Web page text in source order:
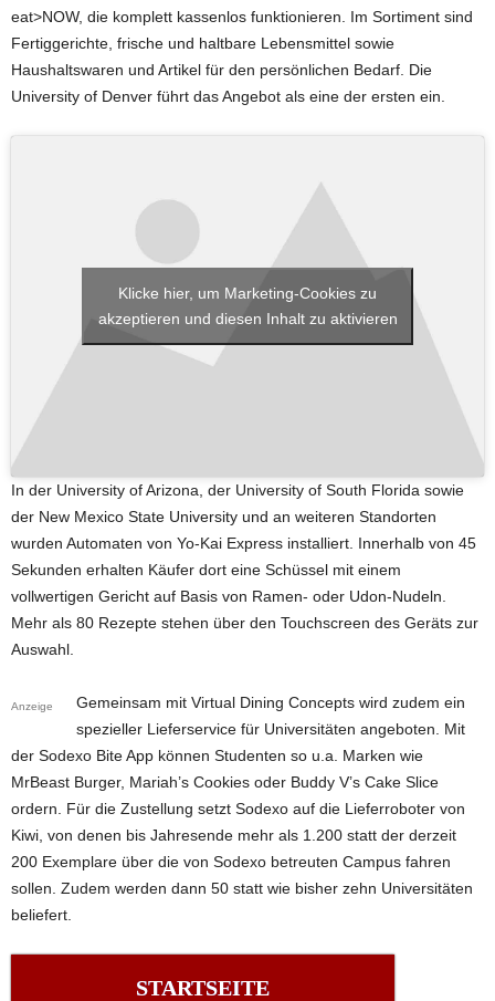
eat>NOW, die komplett kassenlos funktionieren. Im Sortiment sind
Fertiggerichte, frische und haltbare Lebensmittel sowie
Haushaltswaren und Artikel für den persönlichen Bedarf. Die
University of Denver führt das Angebot als eine der ersten ein.
Klicke hier, um Marketing-Cookies zu
akzeptieren und diesen Inhalt zu aktivieren
In der University of Arizona, der University of South Florida sowie
der New Mexico State University und an weiteren Standorten
wurden Automaten von Yo-Kai Express installiert. Innerhalb von 45
Sekunden erhalten Käufer dort eine Schüssel mit einem
vollwertigen Gericht auf Basis von Ramen- oder Udon-Nudeln.
Mehr als 80 Rezepte stehen über den Touchscreen des Geräts zur
Auswahl.
Anzeige
Gemeinsam mit Virtual Dining Concepts wird zudem ein
spezieller Lieferservice für Universitäten angeboten. Mit
der Sodexo Bite App können Studenten so u.a. Marken wie
MrBeast Burger, Mariah’s Cookies oder Buddy V’s Cake Slice
ordern. Für die Zustellung setzt Sodexo auf die Lieferroboter von
Kiwi, von denen bis Jahresende mehr als 1.200 statt der derzeit
200 Exemplare über die von Sodexo betreuten Campus fahren
sollen. Zudem werden dann 50 statt wie bisher zehn Universitäten
beliefert.
STARTSEITE